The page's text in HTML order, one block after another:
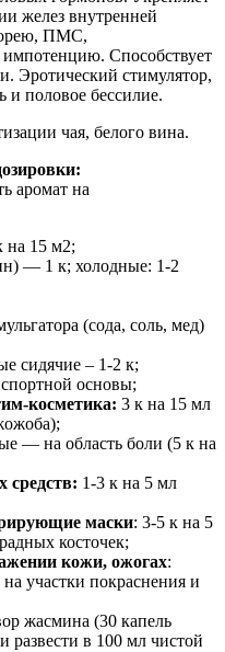
желез внутренней
ПМС,
Способствует
Эротический стимулятор,
половое бессилие.
чая, белого вина.
аромат на
на 15 м2;
— 1 к; холодные: 1-2
(сода, соль, мед)
сидячие – 1-2 к;
основы;
косметика: 3 к на 15 мл
— на область боли (5 к на
средств: 1-3 к на 5 мл
маски: 3-5 к на 5
косточек;
кожи, ожогах:
участки покраснения и
жасмина (30 капель
развести в 100 мл чистой